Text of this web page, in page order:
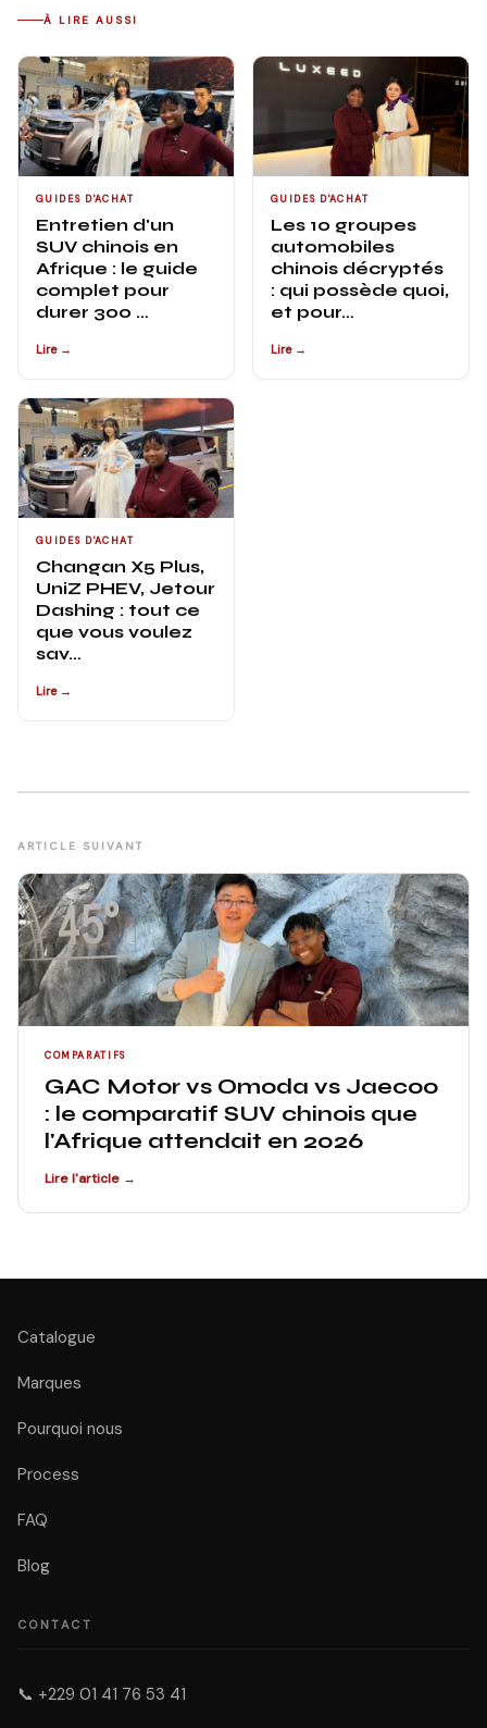
À LIRE AUSSI
GUIDES D'ACHAT
Entretien d'un
SUV chinois en
Afrique : le guide
complet pour
durer 300 …
Lire →
GUIDES D'ACHAT
Les 10 groupes
automobiles
chinois décryptés
: qui possède quoi,
et pour…
Lire →
GUIDES D'ACHAT
Changan X5 Plus,
UniZ PHEV, Jetour
Dashing : tout ce
que vous voulez
sav…
Lire →
ARTICLE SUIVANT
COMPARATIFS
GAC Motor vs Omoda vs Jaecoo
: le comparatif SUV chinois que
l'Afrique attendait en 2026
Lire l'article →
Catalogue
Marques
Pourquoi nous
Process
FAQ
Blog
CONTACT
📞 +229 01 41 76 53 41